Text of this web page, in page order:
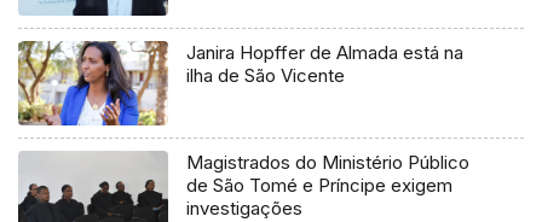
Janira Hopffer de Almada está na
ilha de São Vicente
Magistrados do Ministério Público
de São Tomé e Príncipe exigem
investigações